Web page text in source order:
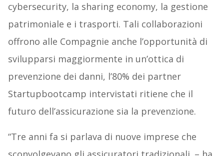
cybersecurity, la sharing economy, la gestione
patrimoniale e i trasporti. Tali collaborazioni
offrono alle Compagnie anche l’opportunità di
svilupparsi maggiormente in un’ottica di
prevenzione dei danni, l’80% dei partner
Startupbootcamp intervistati ritiene che il
futuro dell’assicurazione sia la prevenzione.
“Tre anni fa si parlava di nuove imprese che